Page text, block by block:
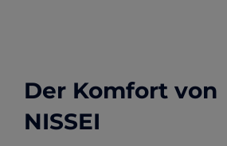
Der Komfort von
NISSEI